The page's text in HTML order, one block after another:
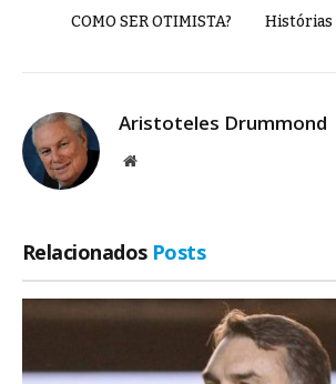
COMO SER OTIMISTA? Histórias
Aristoteles Drummond
Site
Relacionados Posts